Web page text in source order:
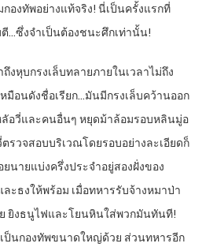
องทัพอย่างแท้จริง! นี่เป็นครั้งแรกที่
…ซึ่งจำเป็นต้องชนะศึกเท่านั้น!
งหุบกรงเล็บทลายภายในเวลาไม่ถึง
มือนดังชื่อเรียก…มันมีกรงเล็บคว้านออก
อวี่และคนอื่นๆ หยุดม้าล้อมรอบหลินมู่อ
รวจสอบบริเวณโดยรอบอย่างละเอียดก็
นายแบ่งครึ่งประจำอยู่สองฝั่งของ
ะธงให้พร้อม เมื่อทหารรับจ้างหมาป่า
ยิงธนูไฟและโยนหินใส่พวกมันทันที!
ป็นกองทัพขนาดใหญ่ด้วย ส่วนทหารอีก